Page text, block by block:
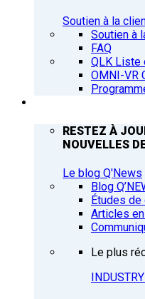
Soutien à la
Soutien à
FAQ
QLK Liste
OMNI-VR
RESTEZ À
NOUVELLES
Le blog Q'News
Blog
Études de
Articles
Le plus